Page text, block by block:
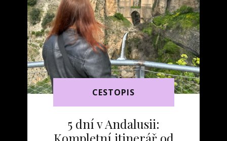
CESTOPIS
5 dní v Andalusii: